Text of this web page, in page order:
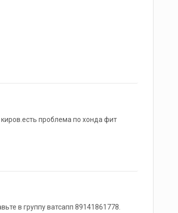
проблема по хонда фит
в группу ватсапп 89141861778.